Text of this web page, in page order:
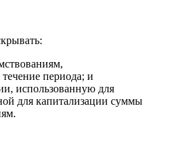
периода; и
использованную для
для капитализации суммы